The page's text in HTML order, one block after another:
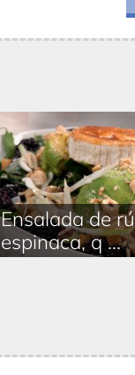
Ensalada de
espinaca, q ...